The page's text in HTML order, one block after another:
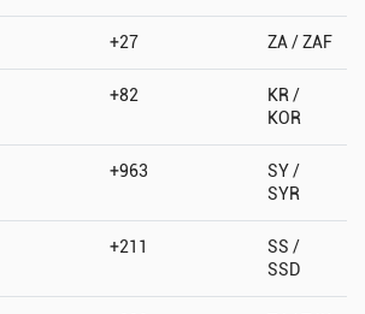
+27 ZA / ZAF
+82
KR /
KOR
+963
SY /
SYR
+211
SS /
SSD